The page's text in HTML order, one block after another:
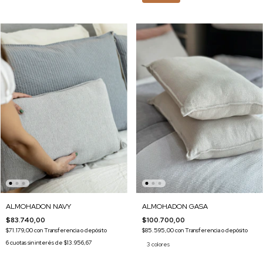
ALMOHADON NAVY
$83.740,00
$71.179,00conTransferencia o depósito
6cuotas sin interés de $13.956,67
ALMOHADON GASA
$100.700,00
$85.595,00conTransferencia o depósito
3 colores